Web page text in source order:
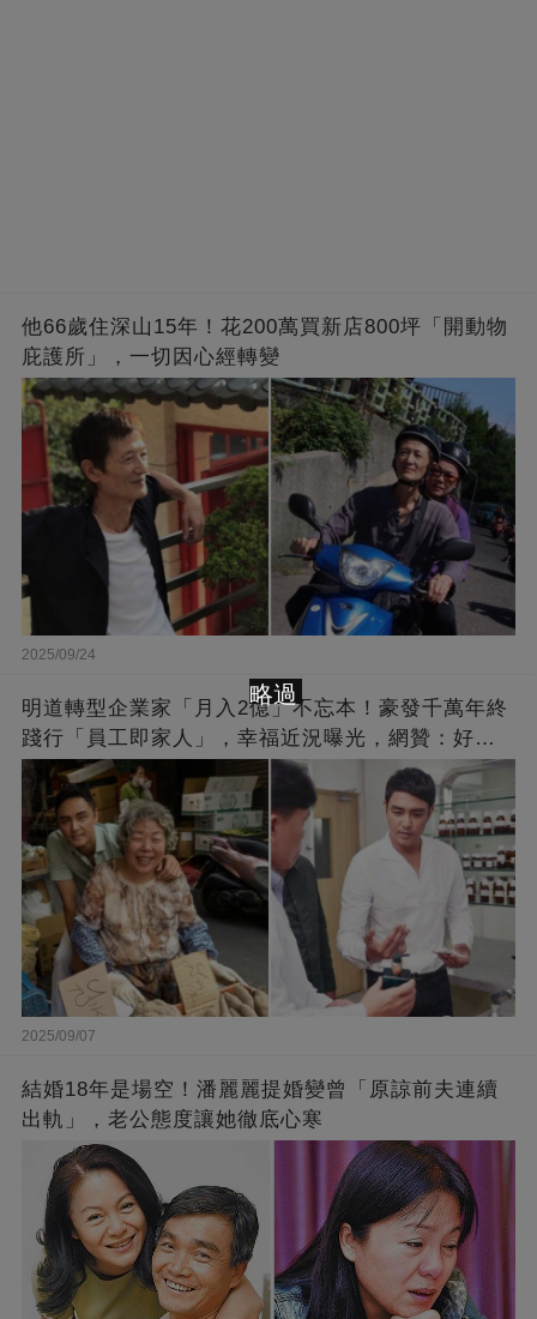
他66歲住深山15年！花200萬買新店800坪「開動物
庇護所」，一切因心經轉變
2025/09/24
明道轉型企業家「月入2億」不忘本！豪發千萬年終
踐行「員工即家人」，幸福近況曝光，網贊：好老
闆的福報
2025/09/07
結婚18年是場空！潘麗麗提婚變曾「原諒前夫連續
出軌」，老公態度讓她徹底心寒
略過